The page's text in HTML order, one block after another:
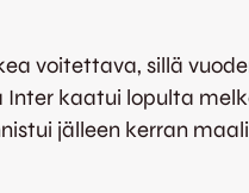
voitettava, sillä
kaatui lopulta
jälleen kerran